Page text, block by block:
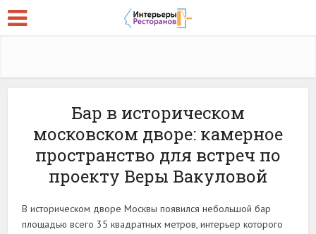
Бар в историческом
московском дворе: камерное
пространство для встреч по
проекту Веры Вакуловой
В историческом дворе Москвы появился небольшой бар
площадью всего 35 квадратных метров, интерьер которого